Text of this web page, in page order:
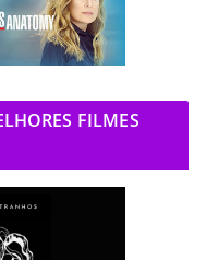
FILMES